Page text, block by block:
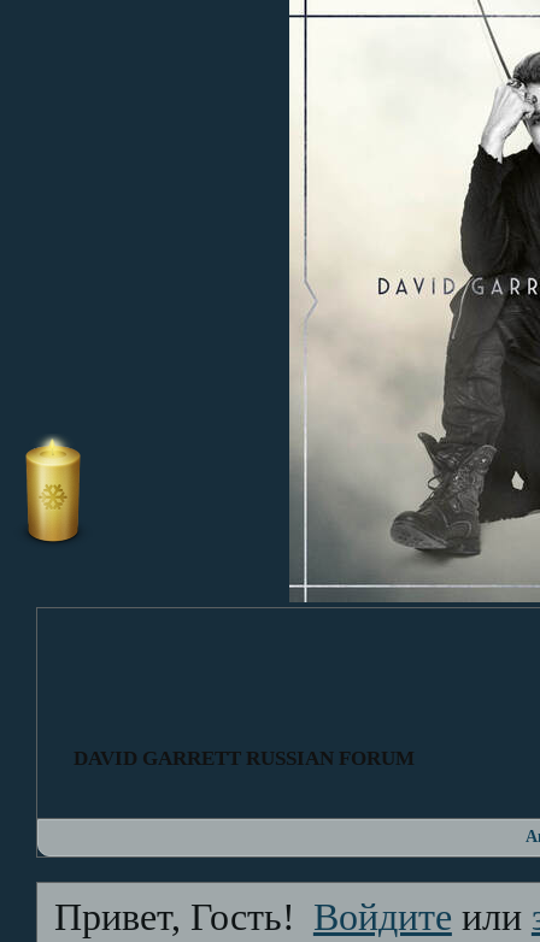
DAVID GARRETT RUSSIAN FORUM
Привет, Гость! Войдите или